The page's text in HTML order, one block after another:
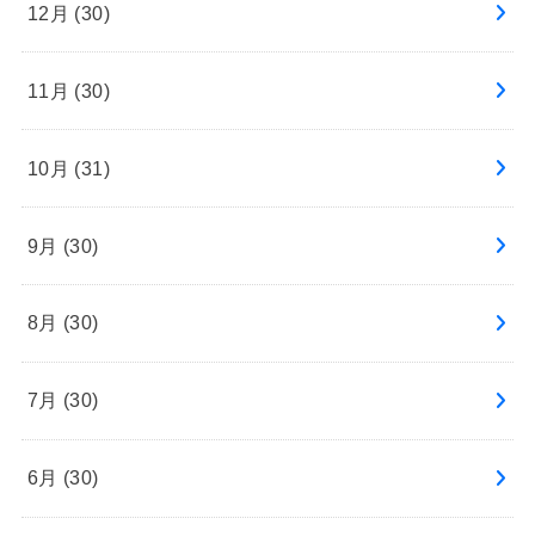
12月 (30)
11月 (30)
10月 (31)
9月 (30)
8月 (30)
7月 (30)
6月 (30)